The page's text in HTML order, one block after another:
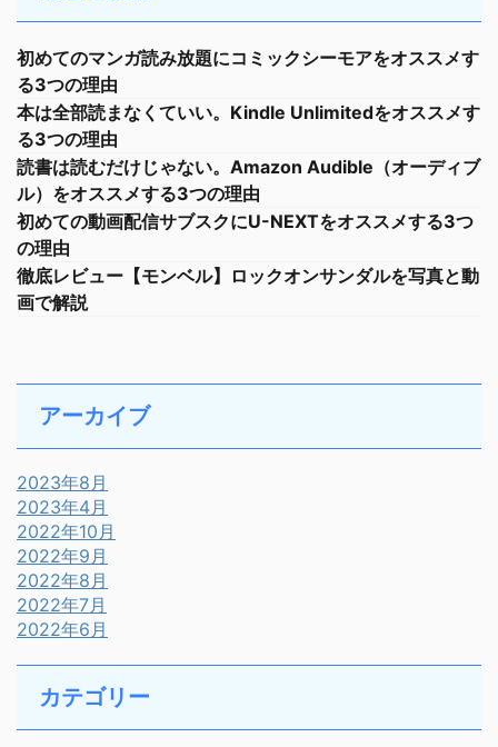
初めてのマンガ読み放題にコミックシーモアをオススメす
る3つの理由
本は全部読まなくていい。Kindle Unlimitedをオススメす
る3つの理由
読書は読むだけじゃない。Amazon Audible（オーディブ
ル）をオススメする3つの理由
初めての動画配信サブスクにU-NEXTをオススメする3つ
の理由
徹底レビュー【モンベル】ロックオンサンダルを写真と動
画で解説
アーカイブ
2023年8月
2023年4月
2022年10月
2022年9月
2022年8月
2022年7月
2022年6月
カテゴリー